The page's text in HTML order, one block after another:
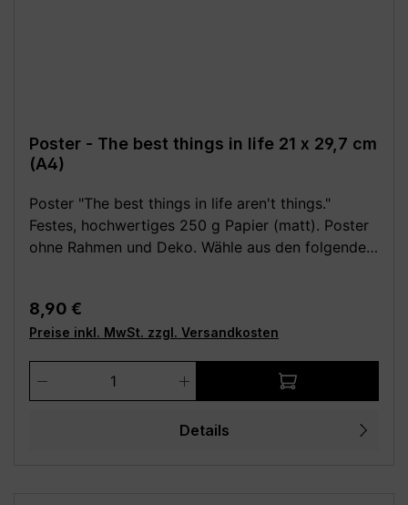
Poster - The best things in life 21 x 29,7 cm
(A4)
Poster "The best things in life aren't things."
Festes, hochwertiges 250 g Papier (matt). Poster
ohne Rahmen und Deko. Wähle aus den folgenden
42 cm (DIN A3) - 30 x 40 cm - 42 x 59,4 cm (DIN
A2) - 50 x 70 cm (DIN B2) - 59,4 x 84,1 cm (DIN
A1) - 70 x 100 cm (DIN B1) **Aufgrund von
Monitoreinstellungen sind geringe
Farbabweichungen vom dargestellten Artikelbild
Regulärer Preis:
8,90 €
Preise inkl. MwSt. zzgl. Versandkosten
Produkt Anzahl: Gib den
Details